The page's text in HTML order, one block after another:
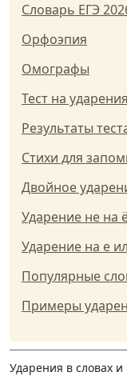
Словарь ЕГЭ
Орфоэпия
Омографы
Тест на ударения
Результаты
Стихи для
Двойное
Ударение не на
Ударение на е
Популярные
Примеры
Ударения в словах